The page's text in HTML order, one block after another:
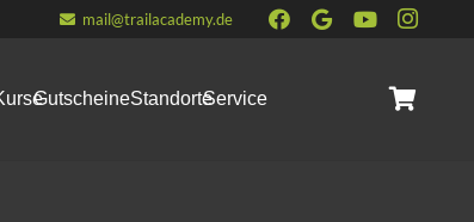
mail@trailacademy.de
GutscheineStandorteService